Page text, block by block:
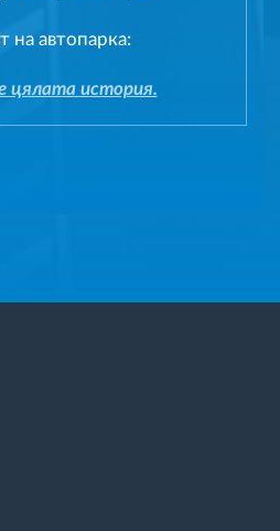
на автопарка:
цялата история.